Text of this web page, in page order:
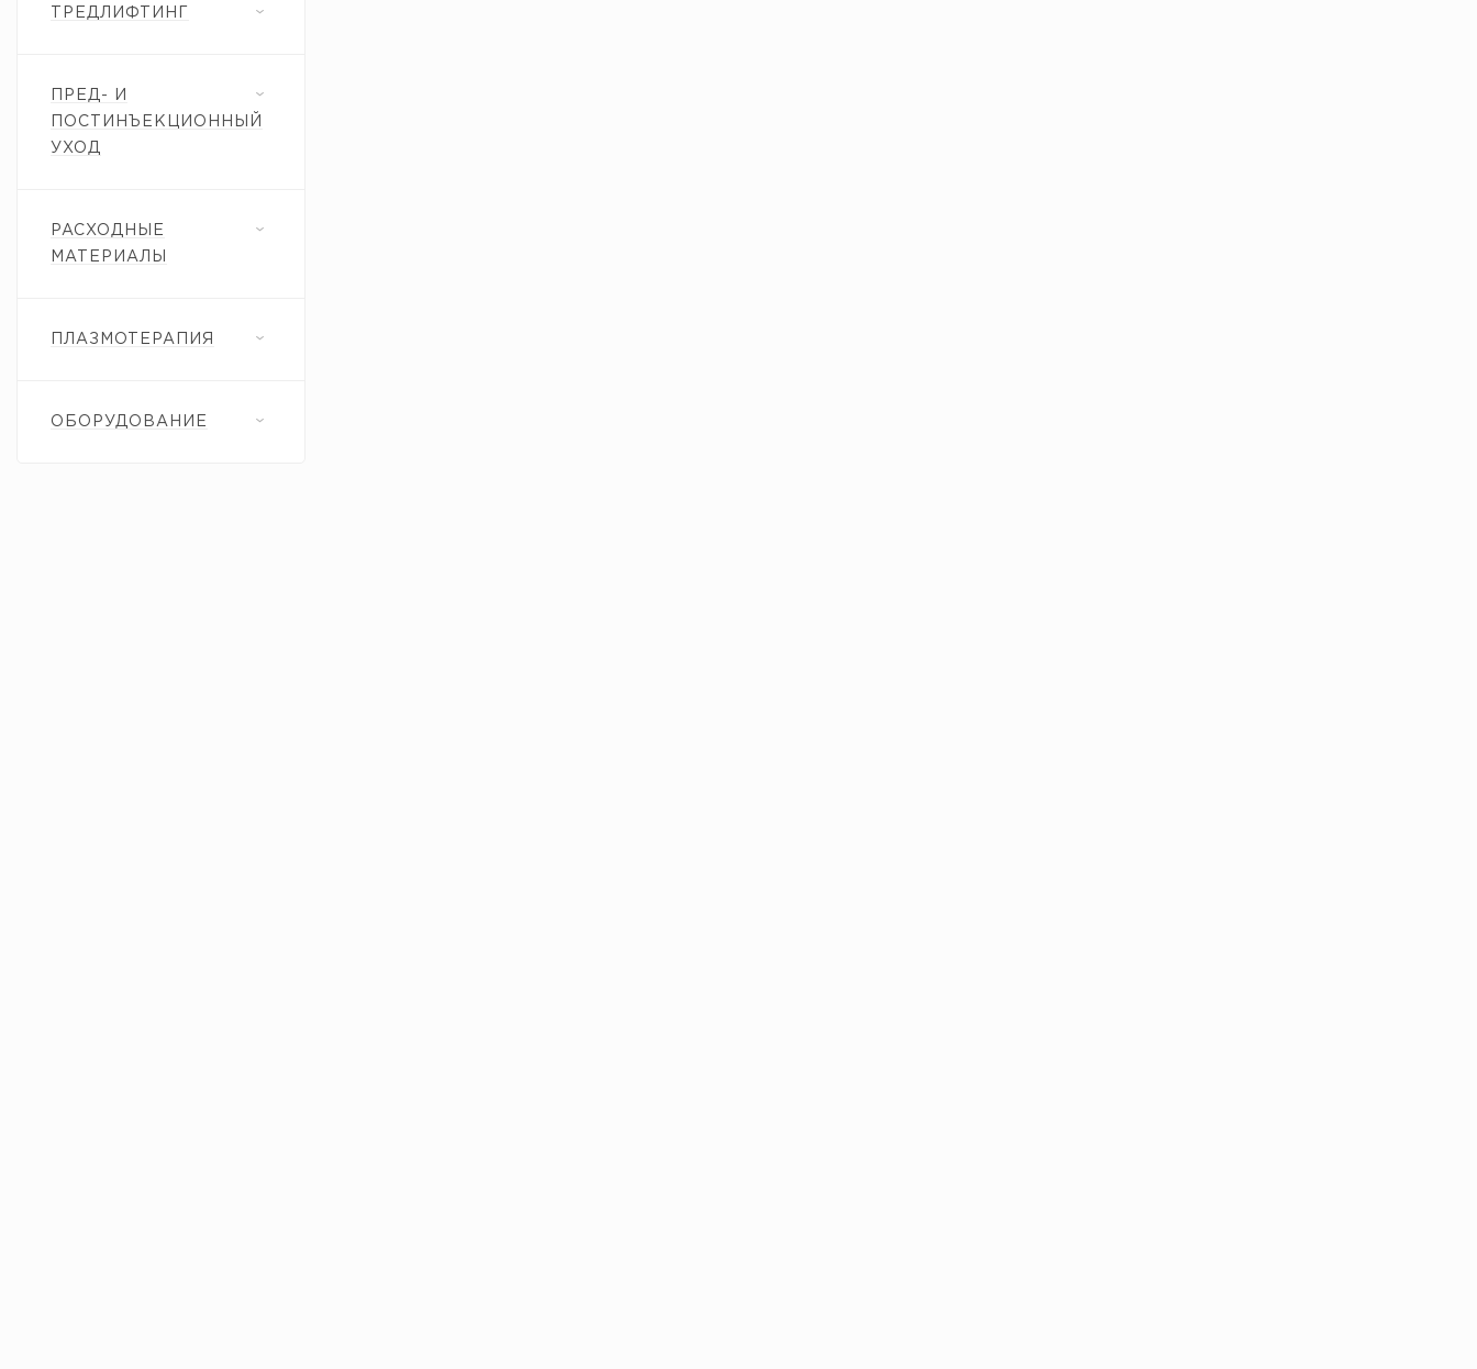
ТРЕДЛИФТИНГ
ПРЕД- И
ПОСТИНЪЕКЦИОННЫЙ
УХОД
РАСХОДНЫЕ
МАТЕРИАЛЫ
ПЛАЗМОТЕРАПИЯ
ОБОРУДОВАНИЕ